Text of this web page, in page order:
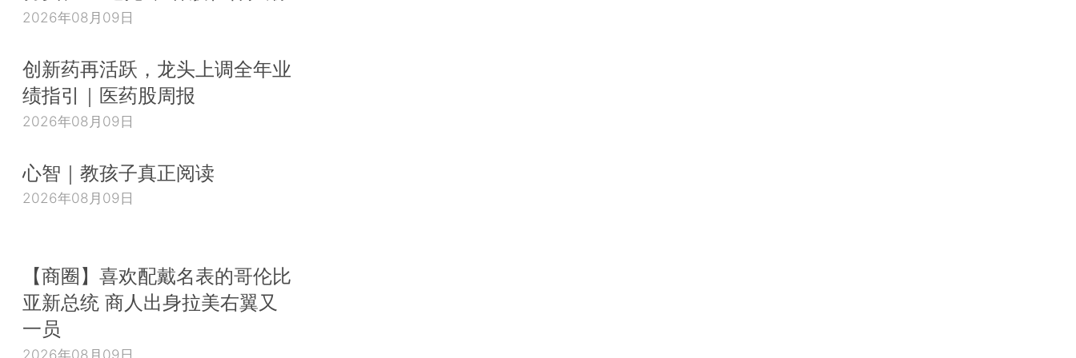
2026年08月09日
创新药再活跃，龙头上调全年业
绩指引｜医药股周报
2026年08月09日
心智｜教孩子真正阅读
2026年08月09日
【商圈】喜欢配戴名表的哥伦比
亚新总统 商人出身拉美右翼又
一员
2026年08月09日